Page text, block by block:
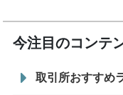
今注目のコンテ
取引所おすすめ